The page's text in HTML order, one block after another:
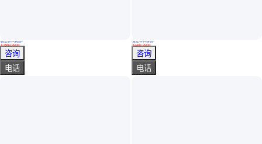
中拓鼎承 双螺带搅拌器用于结晶罐搅拌设备5.5kw316L材质
真实性已核验
￥5600.00/套
山东淄博
咨询
电话
硫磺搅拌器 结晶罐搅拌机器 水浸矿浆搅拌设备
真实性已核验
￥2357.00/套
山东淄博
咨询
电话